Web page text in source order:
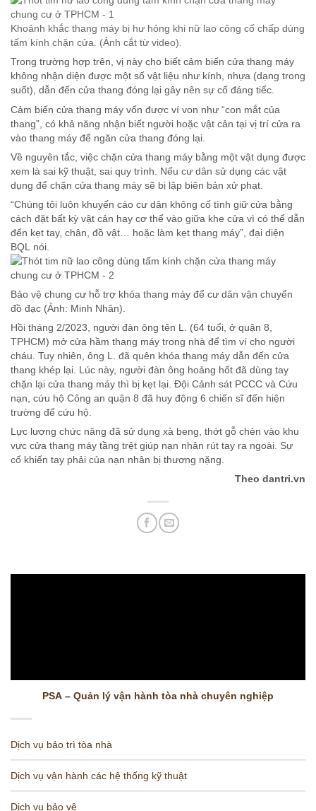
Khoảnh khắc thang máy bị hư hỏng khi nữ lao công cố chấp dùng
tấm kính chặn cửa. (Ảnh cắt từ video).
Trong trường hợp trên, vị này cho biết cảm biến cửa thang máy
không nhận diện được một số vật liệu như kính, nhựa (dạng trong
suốt), dẫn đến cửa thang đóng lại gây nên sự cố đáng tiếc.
Cảm biến cửa thang máy vốn được ví von như “con mắt của
thang”, có khả năng nhận biết người hoặc vật cản tại vị trí cửa ra
vào thang máy để ngăn cửa thang đóng lại.
Về nguyên tắc, việc chặn cửa thang máy bằng một vật dụng được
xem là sai kỹ thuật, sai quy trình. Nếu cư dân sử dụng các vật
dụng để chặn cửa thang máy sẽ bị lập biên bản xử phạt.
“Chúng tôi luôn khuyến cáo cư dân không cố tình giữ cửa bằng
cách đặt bất kỳ vật cản hay cơ thể vào giữa khe cửa vì có thể dẫn
đến kẹt tay, chân, đồ vật… hoặc làm kẹt thang máy”, đại diện
BQL nói.
Bảo vệ chung cư hỗ trợ khóa thang máy để cư dân vận chuyển
đồ đạc (Ảnh: Minh Nhân).
Hồi tháng 2/2023, người đàn ông tên L. (64 tuổi, ở quận 8,
TPHCM) mở cửa hầm thang máy trong nhà để tìm ví cho người
cháu. Tuy nhiên, ông L. đã quên khóa thang máy dẫn đến cửa
thang khép lại. Lúc này, người đàn ông hoảng hốt đã dùng tay
chặn lại cửa thang máy thì bị kẹt lại. Đội Cảnh sát PCCC và Cứu
nạn, cứu hộ Công an quận 8 đã huy động 6 chiến sĩ đến hiện
trường để cứu hộ.
Lực lượng chức năng đã sử dụng xà beng, thớt gỗ chèn vào khu
vực cửa thang máy tầng trệt giúp nạn nhân rút tay ra ngoài. Sự
cố khiến tay phải của nạn nhân bị thương nặng.
Theo dantri.vn
PSA – Quản lý vận hành tòa nhà chuyên nghiệp
Dịch vụ bảo trì tòa nhà
Dịch vụ vận hành các hệ thống kỹ thuật
Dịch vụ bảo vệ